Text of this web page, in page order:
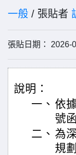
一般 / 張貼者
張貼日期：
說明：
一、 依
號
二、 為
規